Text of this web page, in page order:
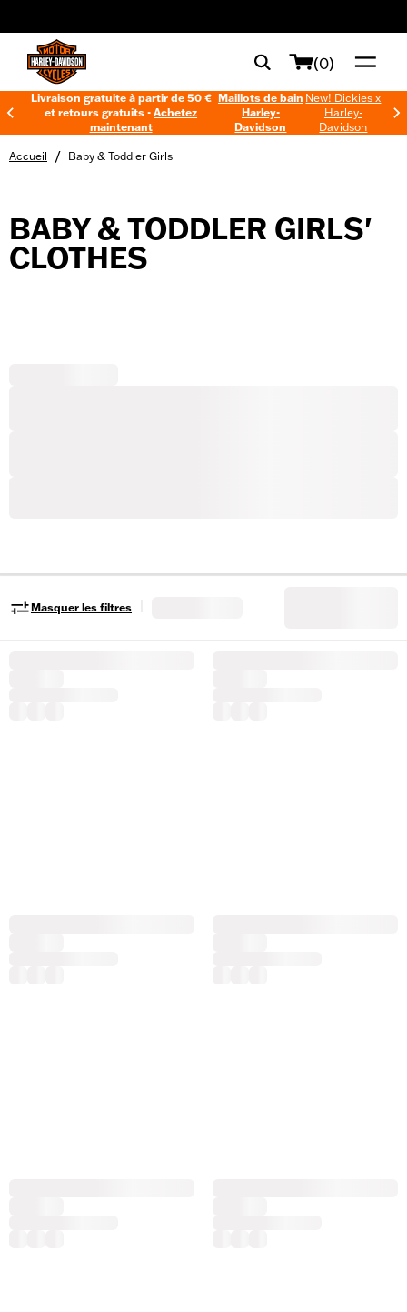
(0)
Livraison gratuite à partir de 50 €
et retours gratuits -Achetez
maintenant
Maillots de bain
Harley-
Davidson
New! Dickies x
Harley-
Davidson
Accueil / Baby & Toddler Girls
BABY & TODDLER GIRLS'
CLOTHES
Masquer les filtres